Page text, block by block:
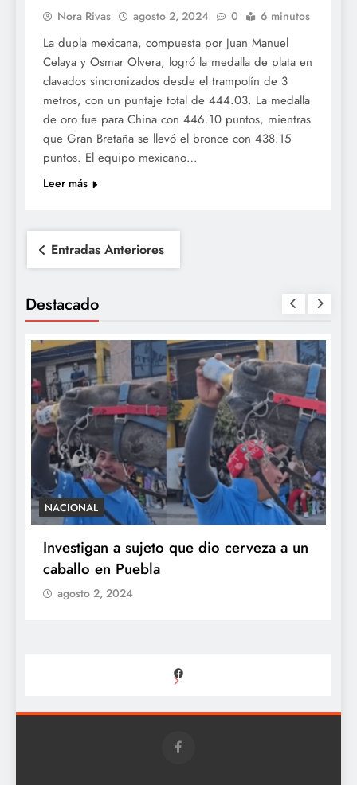
Nora Rivas agosto 2, 2024 0 6 minutos
La dupla mexicana, compuesta por Juan Manuel
Celaya y Osmar Olvera, logró la medalla de plata en
clavados sincronizados desde el trampolín de 3
metros, con un puntaje total de 444.03. La medalla
de oro fue para China con 446.10 puntos, mientras
que Gran Bretaña se llevó el bronce con 438.15
puntos. El equipo mexicano…
Leer más
Navegación
de
entradas
Entradas Anteriores
Destacado
a sujeto que dio cerveza a un
en Puebla
2, 2024
SALUD
México